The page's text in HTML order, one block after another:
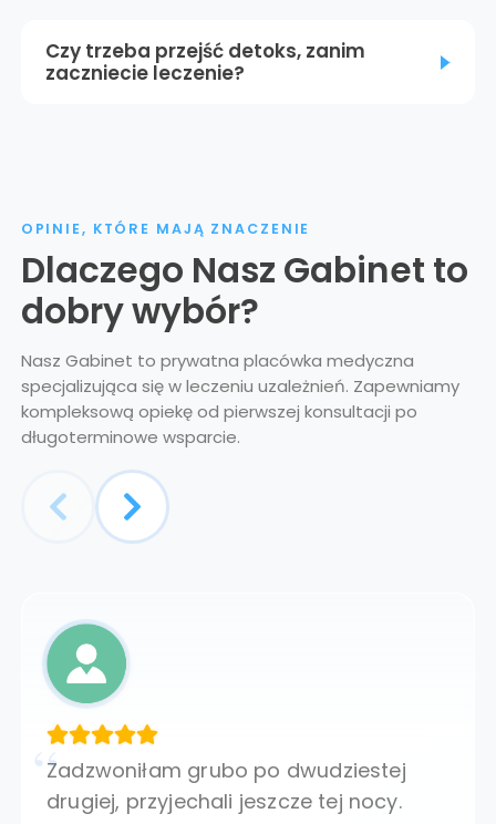
Czy trzeba przejść detoks, zanim
zaczniecie leczenie?
OPINIE, KTÓRE MAJĄ ZNACZENIE
Dlaczego Nasz Gabinet to
dobry wybór?
Nasz Gabinet to prywatna placówka medyczna
specjalizująca się w leczeniu uzależnień. Zapewniamy
kompleksową opiekę od pierwszej konsultacji po
długoterminowe wsparcie.
Zadzwoniłam grubo po dwudziestej
drugiej, przyjechali jeszcze tej nocy.